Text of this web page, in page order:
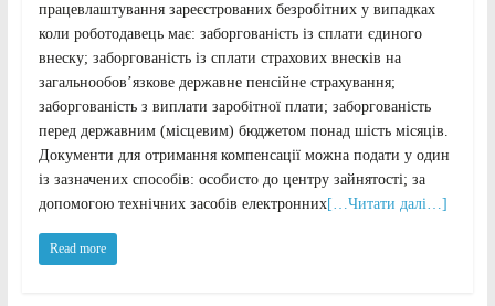
працевлаштування зареєстрованих безробітних у випадках
коли роботодавець має: заборгованість із сплати єдиного
внеску; заборгованість із сплати страхових внесків на
загальнообов’язкове державне пенсійне страхування;
заборгованість з виплати заробітної плати; заборгованість
перед державним (місцевим) бюджетом понад шість місяців.
Документи для отримання компенсації можна подати у один
із зазначених способів: особисто до центру зайнятості; за
допомогою технічних засобів електронних[…Читати далі…]
Read more